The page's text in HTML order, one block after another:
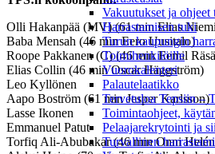
Vakuutukset ja ohjeet
Harrastamisen tuki
Turun kaupungin
Toimihenkilöille
Vuorokalenteri
Palautelaatikko
Tervetuloa Tepsiin –
Toimintaohjeet,
Pelaajarekrytointi ja
Turvallinen
Olli Hakanpää (MV) (61 min Elias
Baba Mensah (46 min Eero Uusitalo)
Roope Pakkanen (C) (46 min Eemil
Elias Collin (46 min Oscar Häggström)
Leo Kyllönen
Aapo Boström (61 min Jesper Karlsson)
Lasse Ikonen
Emmanuel Patut
Torfiq Ali-Abubakar (46 min Onni